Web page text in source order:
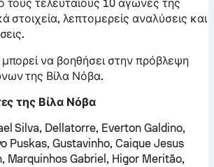
τους τελευταίους 10 αγώνες της
στοιχεία, λεπτομερείς αναλύσεις και
να βοηθήσει στην πρόβλεψη
της Βίλα Νόβα.
της Βίλα Νόβα
Silva, Dellatorre, Everton Galdino,
Puskas, Gustavinho, Caique Jesus
Marquinhos Gabriel, Higor Meritão,